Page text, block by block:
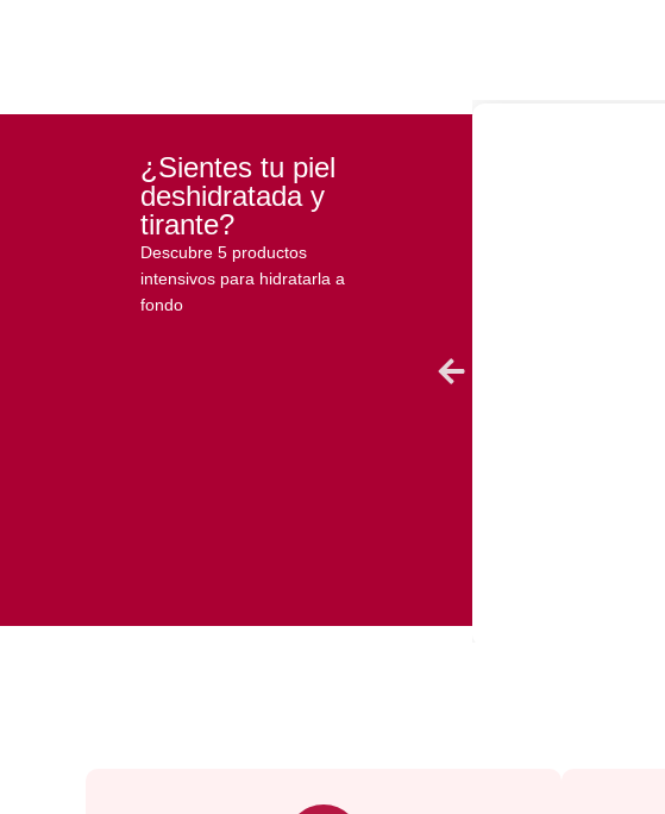
¿Sientes tu piel
deshidratada y
tirante?
Descubre 5 productos
intensivos para hidratarla a
fondo